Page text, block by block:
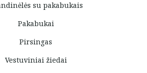
su pakabukais
Pakabukai
Pirsingas
Vestuviniai žiedai